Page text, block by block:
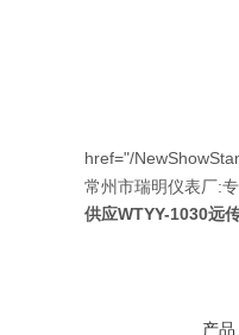
href="/
常州市瑞明仪表厂:
供应WTYY-1030远
产品